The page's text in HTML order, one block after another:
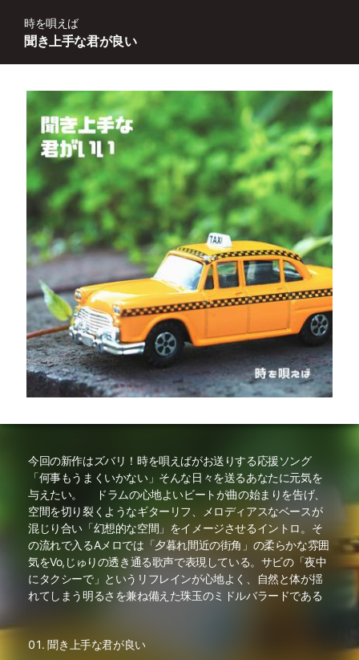
聞き上手な君が良い
時を唄えば
今回の新作はズバリ！時を唄えばがお送りする応援ソング
「何事もうまくいかない」そんな日々を送るあなたに元気を
与えたい。 ドラムの心地よいビートが曲の始まりを告げ、
空間を切り裂くようなギターリフ、メロディアスなベースが
混じり合い「幻想的な空間」をイメージさせるイントロ。そ
の流れで入るAメロでは「夕暮れ間近の街角」の柔らかな雰囲
気をVo,じゅりの透き通る歌声で表現している。サビの「夜中
にタクシーで」というリフレインが心地よく、自然と体が揺
れてしまう明るさを兼ね備えた珠玉のミドルバラードである
聞き上手な君が良い